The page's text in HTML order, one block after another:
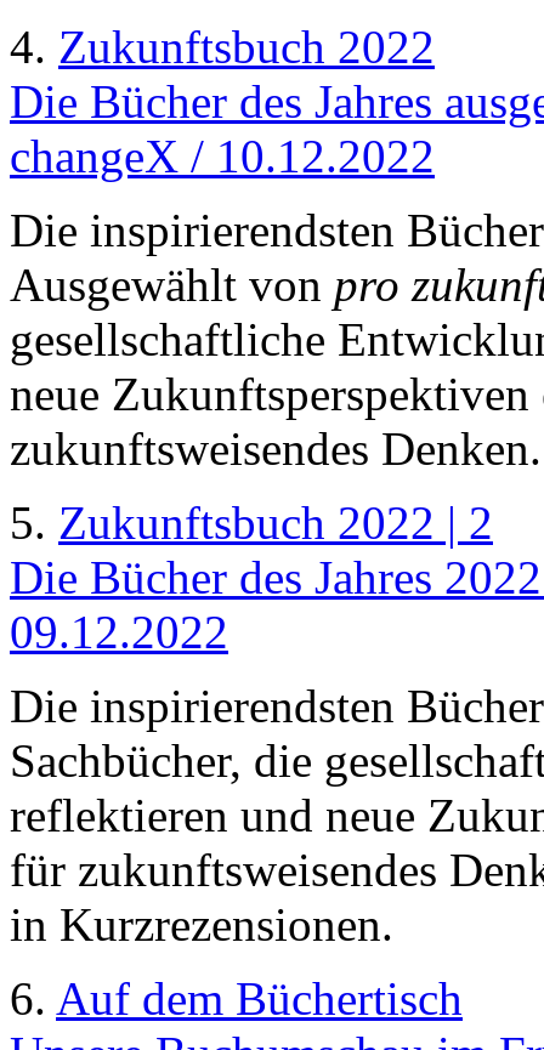
4. Zukunftsbuch 2022
Die Bücher des Jahres
changeX / 10.12.2022
Die inspirierendsten
Ausgewählt von pro
gesellschaftliche
neue
zukunftsweisendes Denken.
5. Zukunftsbuch 2022 | 2
Die Bücher des Jahres
09.12.2022
Die inspirierendsten
Sachbücher, die
reflektieren und neue
für zukunftsweisendes
in Kurzrezensionen.
6. Auf dem Büchertisch